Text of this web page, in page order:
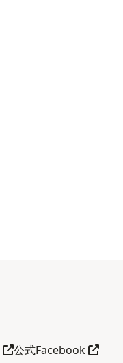
다른 창으로 열기
公式Facebook다른